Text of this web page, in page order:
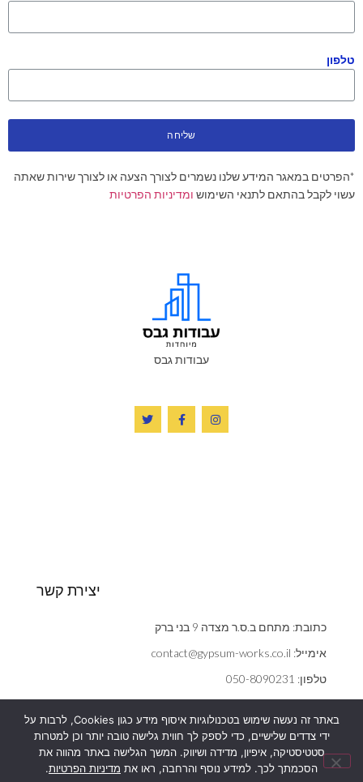
טלפון
שליחה
*הפרטים במאגר המידע שלנו נשמרים לצורך הצעה או לצורך שירות שאתה
עשוי לקבל בהתאם לתנאי השימוש ומדיניות הפרטיות
עבודות גבס
יצירת קשר
כתובת: מתחם ב.ס.ר מצדה 9 בני ברק
אימייל: contact@gypsum-works.co.il
טלפון: 050-8090231
הצהרת נגישות
מדיניות פרטיות
באתר זה נעשה שימוש בטכנולוגיות איסוף מידע כגון Cookies, לרבות על
ידי צדדים שלישיים, כדי לספק לך חווית גלישה טובה יותר וכן למטרות
סטטיסטיקה, איפיון, מדידה ושיווק. המשך הגלישה באתר מהווה את
הסכמתך לכך. למידע נוסף והרחבה, ראו את מדיניות הפרטיות.
אנחנו משתמשים בעוגיות (cookies) כדי לשפר את חוויית הגלישה,
להציג הצעות ומודעות מותאמות ועוד כמפורט
המשך הגלישה באתר מהווה את הסכמתך לכך.